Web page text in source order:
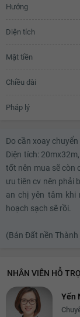
Hướng
Diện tích
Mặt tiền
Chiều dài
Pháp lý
Do cần xoay
Diện tích:
tốt nên mua sẽ còn
ưu tiên cv nên phải
an chị yên tâm khi
hoạch sạch sẽ rồi.
(Bán Đất nền
NHÂN VIÊN HỖ
Yến